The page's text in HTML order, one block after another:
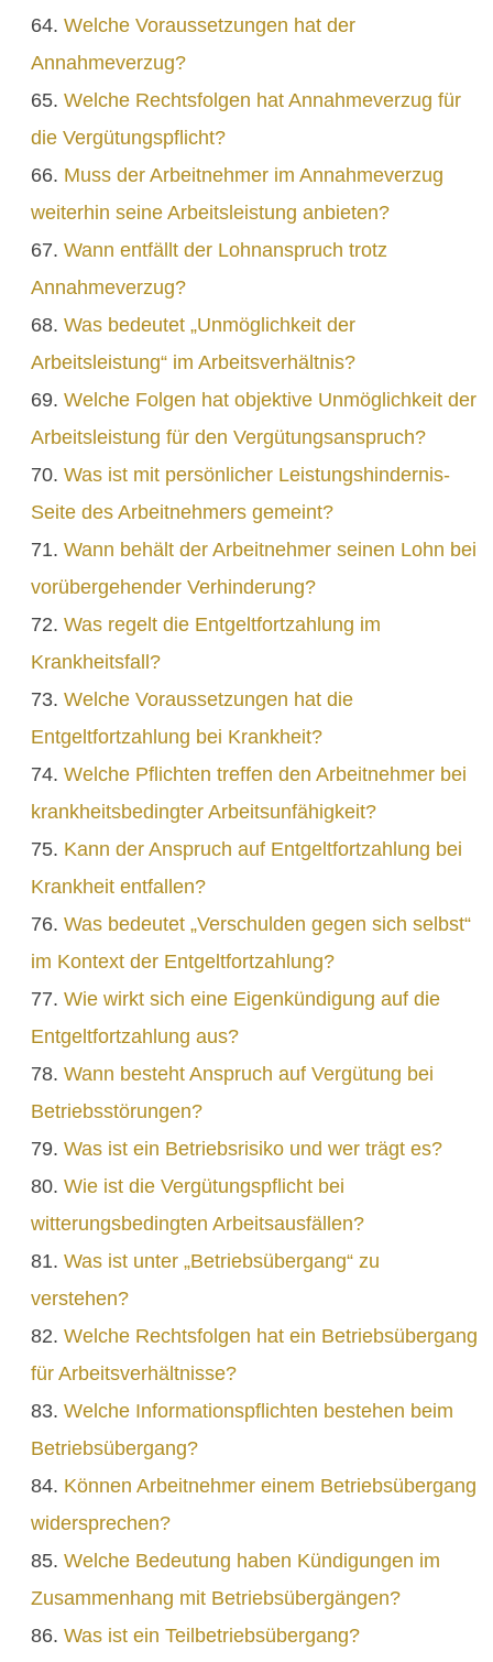
Welche Voraussetzungen hat der
Annahmeverzug?
Welche Rechtsfolgen hat Annahmeverzug für
die Vergütungspflicht?
Muss der Arbeitnehmer im Annahmeverzug
weiterhin seine Arbeitsleistung anbieten?
Wann entfällt der Lohnanspruch trotz
Annahmeverzug?
Was bedeutet „Unmöglichkeit der
Arbeitsleistung“ im Arbeitsverhältnis?
Welche Folgen hat objektive Unmöglichkeit der
Arbeitsleistung für den Vergütungsanspruch?
Was ist mit persönlicher Leistungshindernis-
Seite des Arbeitnehmers gemeint?
Wann behält der Arbeitnehmer seinen Lohn bei
vorübergehender Verhinderung?
Was regelt die Entgeltfortzahlung im
Krankheitsfall?
Welche Voraussetzungen hat die
Entgeltfortzahlung bei Krankheit?
Welche Pflichten treffen den Arbeitnehmer bei
krankheitsbedingter Arbeitsunfähigkeit?
Kann der Anspruch auf Entgeltfortzahlung bei
Krankheit entfallen?
Was bedeutet „Verschulden gegen sich selbst“
im Kontext der Entgeltfortzahlung?
Wie wirkt sich eine Eigenkündigung auf die
Entgeltfortzahlung aus?
Wann besteht Anspruch auf Vergütung bei
Betriebsstörungen?
Was ist ein Betriebsrisiko und wer trägt es?
Wie ist die Vergütungspflicht bei
witterungsbedingten Arbeitsausfällen?
Was ist unter „Betriebsübergang“ zu
verstehen?
Welche Rechtsfolgen hat ein Betriebsübergang
für Arbeitsverhältnisse?
Welche Informationspflichten bestehen beim
Betriebsübergang?
Können Arbeitnehmer einem Betriebsübergang
widersprechen?
Welche Bedeutung haben Kündigungen im
Zusammenhang mit Betriebsübergängen?
Was ist ein Teilbetriebsübergang?